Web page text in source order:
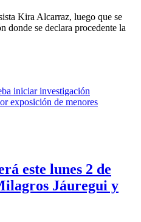
Kira Alcarraz, luego que se
donde se declara procedente la
este lunes 2 de
Jáuregui y